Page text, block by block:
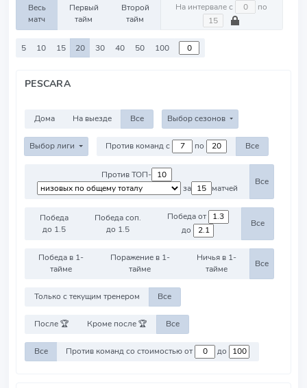
Весь
матч
Первый
тайм
Второй
тайм
На интервале с по
5 10 15 20 30 40 50 100
PESCARA
Дома На выезде Все Выбор сезонов
Выбор лиги Против команд с по Все
Против ТОП-
за
матчей
Все
Победа
до 1.5
Победа соп.
до 1.5
Победа от
до
Все
Победа в 1-
тайме
Поражение в 1-
тайме
Ничья в 1-
тайме
Все
Только с текущим тренером Все
После 🏆 Кроме после 🏆 Все
Все Против команд со стоимостью от до